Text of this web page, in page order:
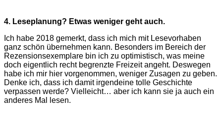
4. Leseplanung? Etwas weniger geht auch.
Ich habe 2018 gemerkt, dass ich mich mit Lesevorhaben
ganz schön übernehmen kann. Besonders im Bereich der
Rezensionsexemplare bin ich zu optimistisch, was meine
doch eigentlich recht begrenzte Freizeit angeht. Deswegen
habe ich mir hier vorgenommen, weniger Zusagen zu geben.
Denke ich, dass ich damit irgendeine tolle Geschichte
verpassen werde? Vielleicht… aber ich kann sie ja auch ein
anderes Mal lesen.